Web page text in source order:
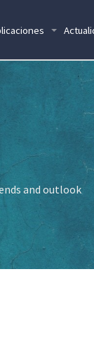
and outlook